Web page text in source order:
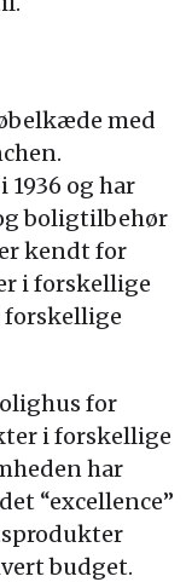
med
og har
boligtilbehør
kendt for
i forskellige
forskellige
for
i forskellige
har
“excellence”
budget.